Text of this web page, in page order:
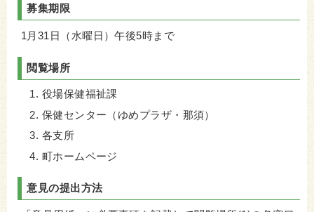
募集期限
1月31日（水曜日）午後5時まで
閲覧場所
役場保健福祉課
保健センター（ゆめプラザ・那須）
各支所
町ホームページ
意見の提出方法